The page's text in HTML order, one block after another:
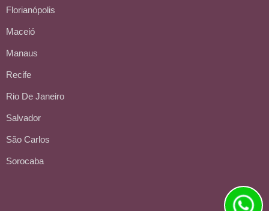
Florianópolis
Maceió
Manaus
Recife
Rio De Janeiro
Salvador
São Carlos
Sorocaba